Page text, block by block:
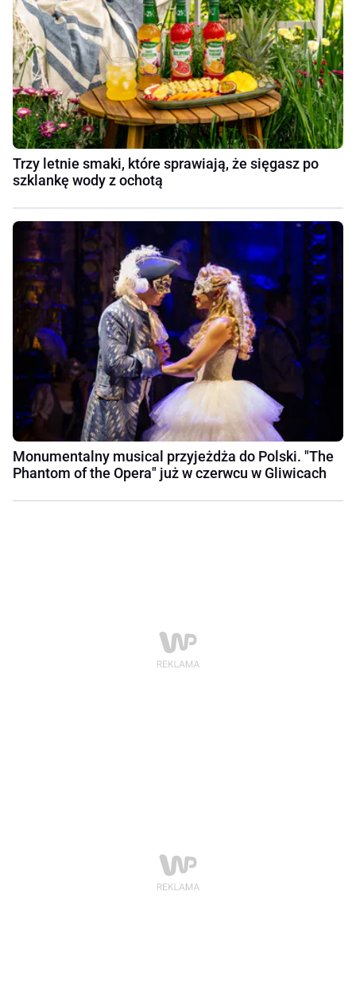
Trzy letnie smaki, które sprawiają, że sięgasz po
szklankę wody z ochotą
Monumentalny musical przyjeżdża do Polski. "The
Phantom of the Opera" już w czerwcu w Gliwicach